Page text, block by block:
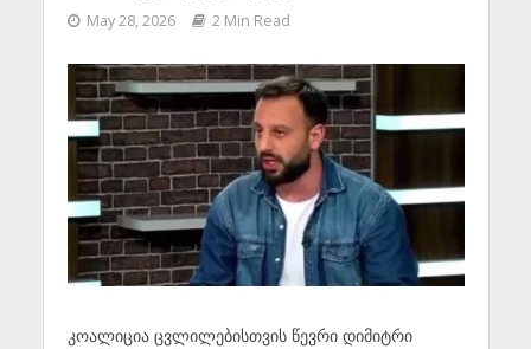
May 28, 2026 2 Min Read
კოალიცია ცვლილებისთვის წევრი დიმიტრი